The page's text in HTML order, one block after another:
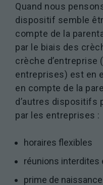
Quand nous
dispositif semble
compte de la
par le biais des
crèche d’entreprise
entreprises) est en
en compte de la
d’autres dispositifs
par les entreprises :
horaires flexibles
réunions interdites
prime de naissance